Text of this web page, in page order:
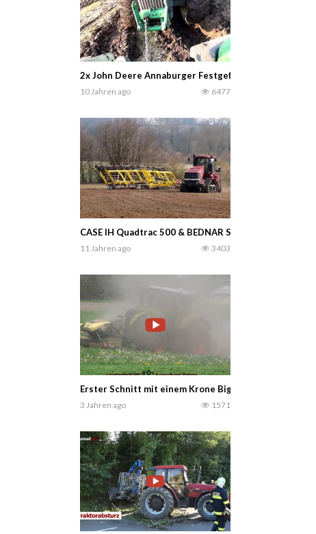
2x John Deere Annaburger Festgefahren Miststreuen
10 Jahren ago 6477
CASE IH Quadtrac 500 & BEDNAR Swifter SE
11 Jahren ago 3403
Erster Schnitt mit einem Krone Big M400 und einem
3 Jahren ago 1571